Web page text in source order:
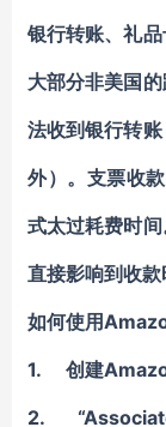
银行转账、礼
大部分非美国
法收到银行转
外）。支票收
式太过耗费时
直接影响到收款
如何使用
1. 创建
2.